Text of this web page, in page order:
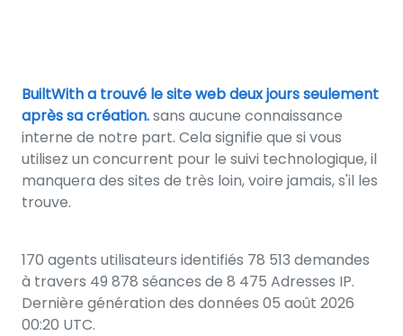
BuiltWith a trouvé le site web deux jours seulement
après sa création.sans aucune connaissance
interne de notre part. Cela signifie que si vous
utilisez un concurrent pour le suivi technologique, il
manquera des sites de très loin, voire jamais, s'il les
trouve.
170 agents utilisateurs identifiés 78 513 demandes
à travers 49 878 séances de 8 475 Adresses IP.
Dernière génération des données 05 août 2026
00:20 UTC.